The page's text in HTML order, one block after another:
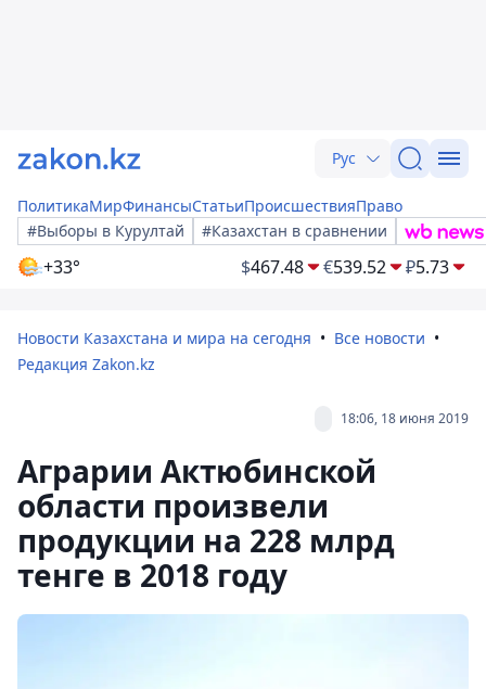
Рус
ПолитикаМирФинансыСтатьиПроисшествияПраво
#Выборы в Курултай
#Казахстан в сравнении
+33° $467.48 €539.52 ₽5.73
Новости Казахстана и мира на сегодня
Все новости
Редакция Zakon.kz
18:06, 18 июня 2019
Аграрии Актюбинской
области произвели
продукции на 228 млрд
тенге в 2018 году